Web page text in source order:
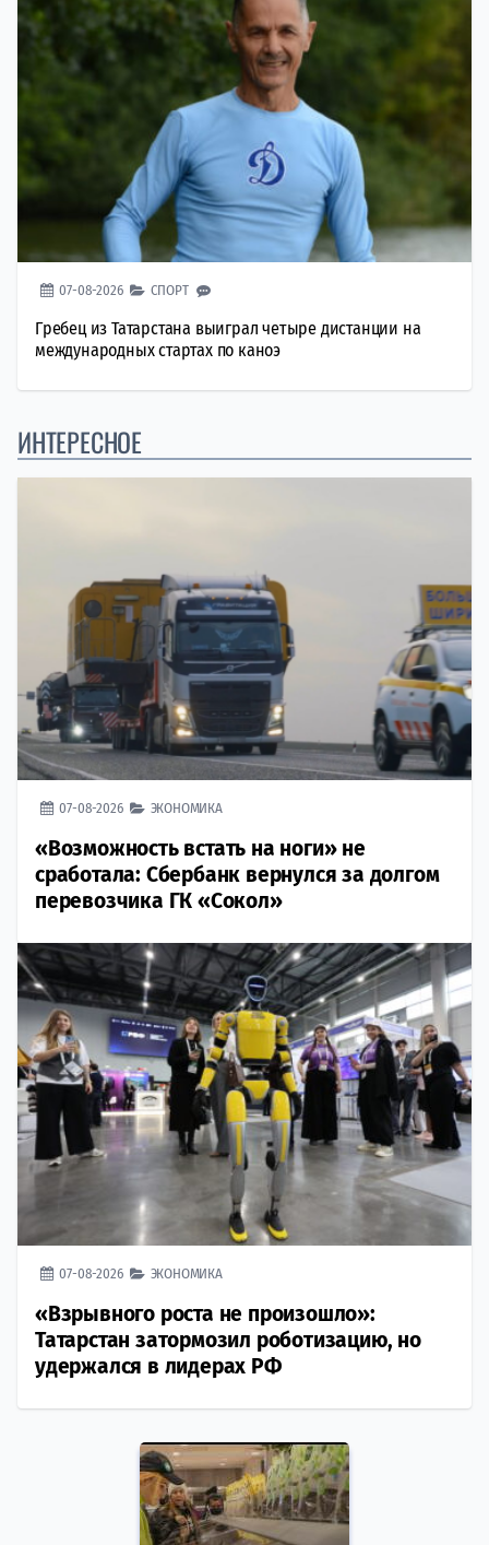
07-08-2026 СПОРТ
Гребец из Татарстана выиграл четыре дистанции на
международных стартах по каноэ
ИНТЕРЕСНОЕ
07-08-2026 ЭКОНОМИКА
«Возможность встать на ноги» не
сработала: Сбербанк вернулся за долгом
перевозчика ГК «Сокол»
07-08-2026 ЭКОНОМИКА
«Взрывного роста не произошло»:
Татарстан затормозил роботизацию, но
удержался в лидерах РФ